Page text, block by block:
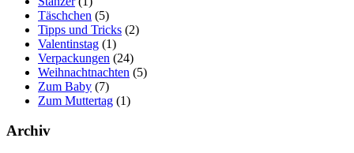
Täschchen (5)
Tipps und Tricks (2)
Valentinstag (1)
Verpackungen (24)
Weihnachtnachten (5)
Zum Baby (7)
Zum Muttertag (1)
Archiv